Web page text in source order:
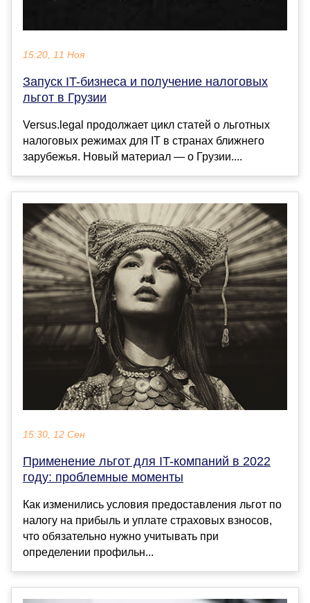
15:20, 11 Ноя
Запуск IT-бизнеса и получение налоговых
льгот в Грузии
Versus.legal продолжает цикл статей о льготных
налоговых режимах для IT в странах ближнего
зарубежья. Новый материал — о Грузии....
15:30, 12 Сен
Применение льгот для IT-компаний в 2022
году: проблемные моменты
Как изменились условия предоставления льгот по
налогу на прибыль и уплате страховых взносов,
что обязательно нужно учитывать при
определении профильн...